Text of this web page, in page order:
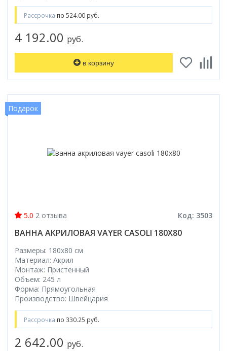
Рассрочка по 524.00 руб.
4 192.00 руб.
в корзину
Подарок
5.0 2 отзыва Код: 3503
ВАННА АКРИЛОВАЯ VAYER CASOLI 180X80
Размеры: 180x80 cм
Материал: Акрил
Монтаж: Пристенный
Объем: 245 л
Форма: Прямоугольная
Производство: Швейцария
Рассрочка по 330.25 руб.
2 642.00 руб.